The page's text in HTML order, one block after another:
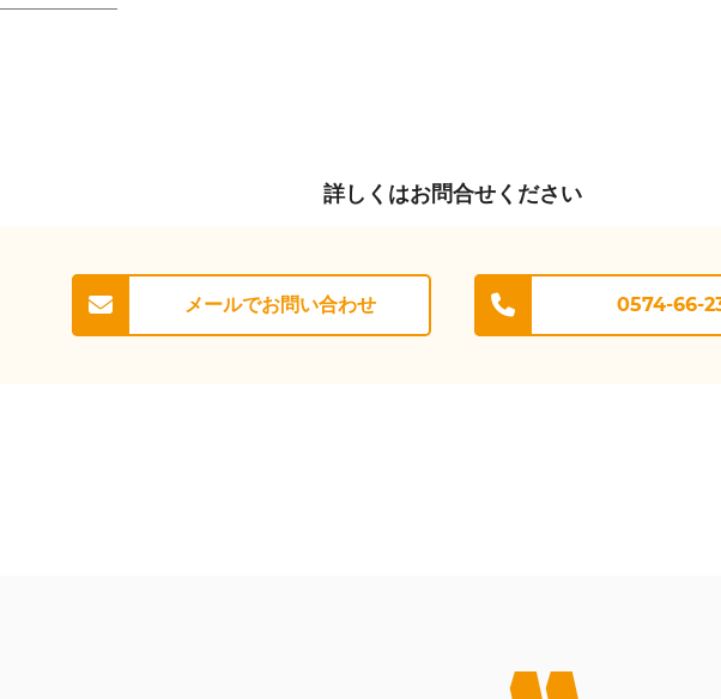
詳しくはお問合せください
メールでお問い合わせ 0574-66-